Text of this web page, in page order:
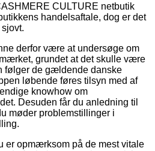
CULTURE netbutik
handelsaftale, dog er det
derfor være at undersøge om
grundet at det skulle være
følger de gældende danske
løbende føres tilsyn med af
knowhow om
Desuden får du anledning til
møder problemstillinger i
er opmærksom på de mest vitale